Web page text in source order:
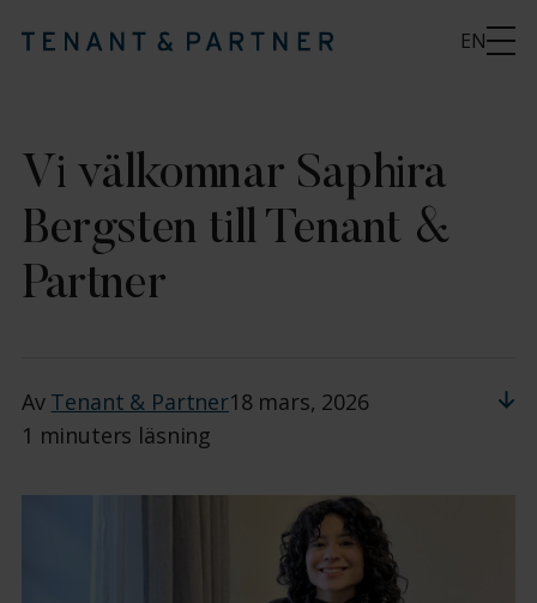
EN
Vi välkomnar Saphira
Bergsten till Tenant &
Partner
Av Tenant & Partner18 mars, 2026
1 minuters läsning